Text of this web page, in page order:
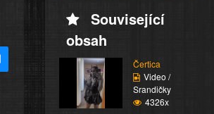
Související
obsah
Čertica
Video /
Srandičky
4326x